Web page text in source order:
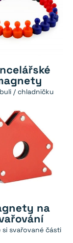
/ chladničku
na
si svařované části